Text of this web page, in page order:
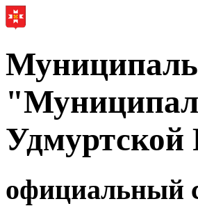
Удмуртской
официальный